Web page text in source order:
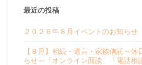
最近の投稿
２０２６年８月イベントのお知らせ
【８月】相続・遺言・家族信託～休
らせ～「オンライン面談」「電話相